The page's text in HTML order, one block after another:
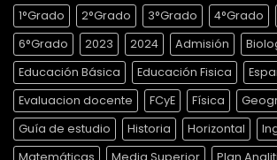
1°Grado 2°Grado 3°Grado 4°Grado
6°Grado
2023 2024 Admisión
Educación Básica
Educación Fisica
Evaluacion docente
FCyE Física
Guía de estudio
Historia Horizontal
Matemáticas
Media Superior
Plan